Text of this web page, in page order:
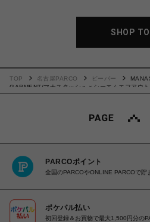
SHOP
TOP 名古屋PARCO ビーバー
GARMENT/マナスタッシュｘシーエムエフア
ショーツ
PARCOポイント
全国のPARCOやONLINE PARCOで貯
ポケパル払い
初回登録＆お買物で最大1,500円分の